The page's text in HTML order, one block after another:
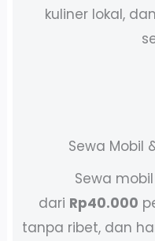
kuliner lokal,
Sewa Mobil
Sewa
dari Rp40.000
tanpa ribet, dan